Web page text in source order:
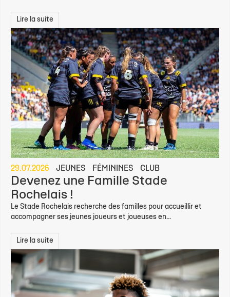
Lire la suite
29.07.2026 JEUNES FÉMININES CLUB
Devenez une Famille Stade
Rochelais !
Le Stade Rochelais recherche des familles pour accueillir et
accompagner ses jeunes joueurs et joueuses en...
Lire la suite